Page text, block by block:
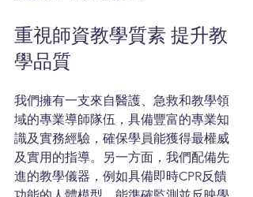
重視師資教學質素 提升教
學品質
我們擁有一支來自醫護、急救和教學領
域的專業導師隊伍，具備豐富的專業知
識及實務經驗，確保學員能獲得最權威
及實用的指導。另一方面，我們配備先
進的教學儀器，例如具備即時CPR反饋